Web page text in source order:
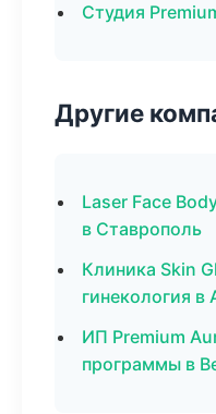
Студия
Другие
Laser Face
в Ставрополь
Клиника Skin
гинекология в
ИП Premium
программы в